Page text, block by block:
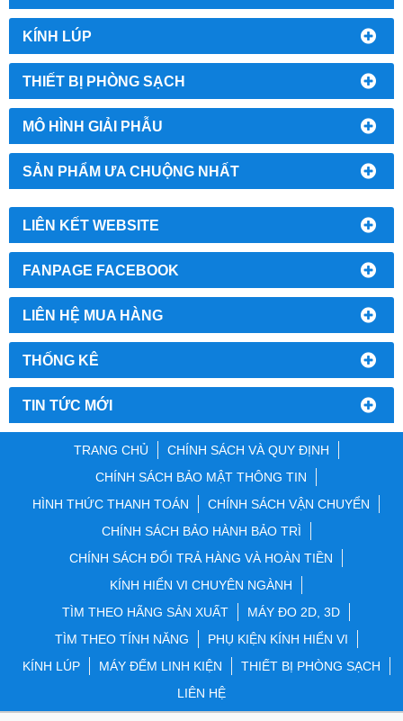
KÍNH LÚP
THIẾT BỊ PHÒNG SẠCH
MÔ HÌNH GIẢI PHẪU
SẢN PHẨM ƯA CHUỘNG NHẤT
LIÊN KẾT WEBSITE
FANPAGE FACEBOOK
LIÊN HỆ MUA HÀNG
THỐNG KÊ
TIN TỨC MỚI
TRANG CHỦ
CHÍNH SÁCH VÀ QUY ĐỊNH
CHÍNH SÁCH BẢO MẬT THÔNG TIN
HÌNH THỨC THANH TOÁN
CHÍNH SÁCH VẬN CHUYỂN
CHÍNH SÁCH BẢO HÀNH BẢO TRÌ
CHÍNH SÁCH ĐỔI TRẢ HÀNG VÀ HOÀN TIỀN
KÍNH HIỂN VI CHUYÊN NGÀNH
TÌM THEO HÃNG SẢN XUẤT
MÁY ĐO 2D, 3D
TÌM THEO TÍNH NĂNG
PHỤ KIỆN KÍNH HIỂN VI
KÍNH LÚP
MÁY ĐẾM LINH KIỆN
THIẾT BỊ PHÒNG SẠCH
LIÊN HỆ